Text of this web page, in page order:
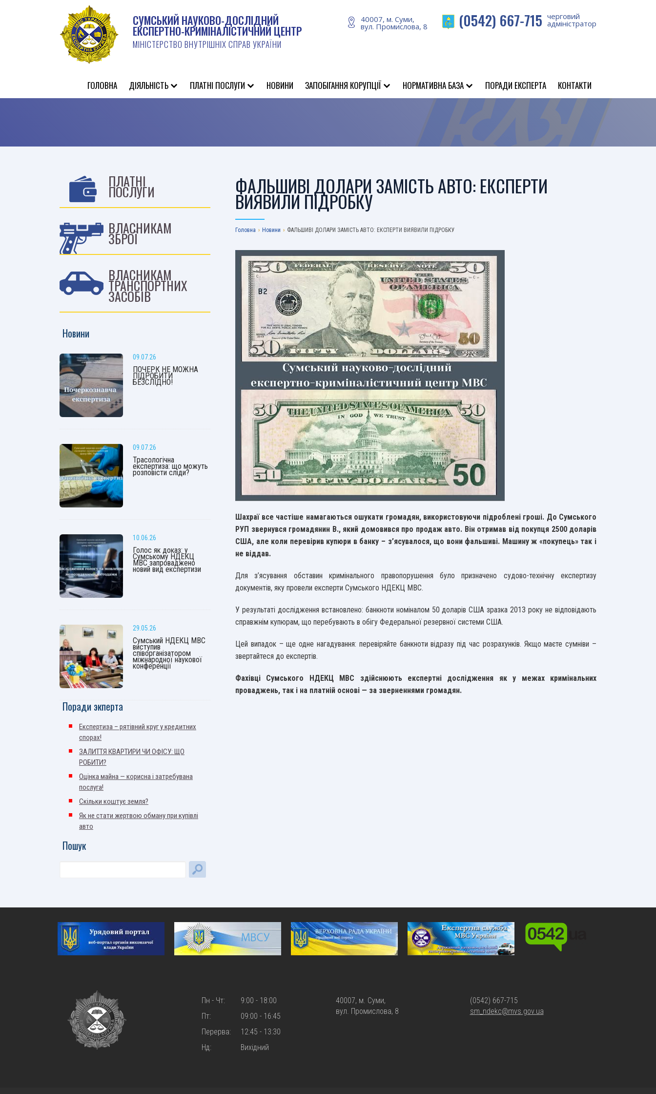
СУМСЬКИЙ НАУКОВО-ДОСЛІДНИЙ
ЕКСПЕРТНО-КРИМІНАЛІСТИЧНИЙ ЦЕНТР
МІНІСТЕРСТВО ВНУТРІШНІХ СПРАВ УКРАЇНИ
40007, м. Суми,
вул. Промислова, 8 (0542) 667-715 черговий
адміністратор
ГОЛОВНА ДIЯЛЬНIСТЬ ПЛАТНІ ПОСЛУГИ НОВИНИ ЗАПОБІГАННЯ КОРУПЦІЇ НОРМАТИВНА БАЗА ПОРАДИ ЕКСПЕРТА КОНТАКТИ
ПЛАТНІ
ПОСЛУГИ
ВЛАСНИКАМ
ЗБРОЇ
ВЛАСНИКАМ
ТРАНСПОРТНИХ
ЗАСОБІВ
Новини
09.07.26
ПОЧЕРК НЕ МОЖНА
ПІДРОБИТИ
БЕЗСЛІДНО!
09.07.26
Трасологічна
експертиза: що можуть
розповісти сліди?
10.06.26
Голос як доказ: у
Сумському НДЕКЦ
МВС запроваджено
новий вид експертизи
29.05.26
Сумський НДЕКЦ МВС
виступив
співорганізатором
міжнародної наукової
конференції
Поради экперта
Експертиза – рятівний круг у кредитних
спорах!
ЗАЛИТТЯ КВАРТИРИ ЧИ ОФІСУ: ЩО
РОБИТИ?
Оцінка майна — корисна і затребувана
послуга!
Скільки коштує земля?
Як не стати жертвою обману при купівлі
авто
Пошук
ФАЛЬШИВІ ДОЛАРИ ЗАМІСТЬ АВТО: ЕКСПЕРТИ
ВИЯВИЛИ ПІДРОБКУ
Головна › Новини › ФАЛЬШИВІ ДОЛАРИ ЗАМІСТЬ АВТО: ЕКСПЕРТИ ВИЯВИЛИ ПІДРОБКУ
Шахраї все частіше намагаються ошукати громадян, використовуючи підроблені гроші. До Сумського
РУП звернувся громадянин В., який домовився про продаж авто. Він отримав від покупця 2500 доларів
США, але коли перевірив купюри в банку – з’ясувалося, що вони фальшиві. Машину ж «покупець» так і
не віддав.
Для з’ясування обставин кримінального правопорушення було призначено судово-технічну експертизу
документів, яку провели експерти Сумського НДЕКЦ МВС.
У результаті дослідження встановлено: банкноти номіналом 50 доларів США зразка 2013 року не відповідають
справжнім купюрам, що перебувають в обігу Федеральної резервної системи США.
Цей випадок – ще одне нагадування: перевіряйте банкноти відразу під час розрахунків. Якщо маєте сумніви –
звертайтеся до експертів.
Фахівці Сумського НДЕКЦ МВС здійснюють експертні дослідження як у межах кримінальних
проваджень, так і на платній основі — за зверненнями громадян.
Пн - Чт:
9:00 - 18:00
Пт:
09:00 - 16:45
Перерва:
12:45 - 13:30
Нд:
Вихiдний
40007, м. Суми,
вул. Промислова, 8
(0542) 667-715
sm_ndekc@mvs.gov.ua